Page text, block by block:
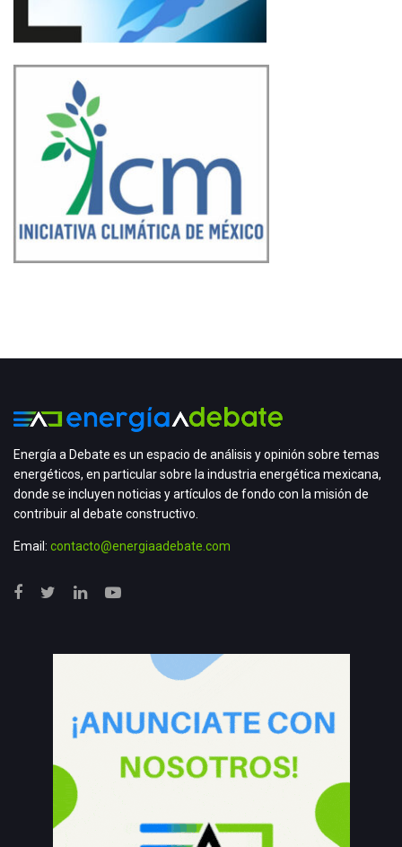
Energía a Debate es un espacio de análisis y opinión sobre temas
energéticos, en particular sobre la industria energética mexicana,
donde se incluyen noticias y artículos de fondo con la misión de
contribuir al debate constructivo.
Email: contacto@energiaadebate.com